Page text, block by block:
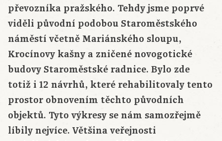
převozníka pražského. Tehdy jsme poprvé
viděli původní podobou Staroměstského
náměstí včetně Mariánského sloupu,
Krocínovy kašny a zničené novogotické
budovy Staroměstské radnice. Bylo zde
totiž i 12 návrhů, které rehabilitovaly tento
prostor obnovením těchto původních
objektů. Tyto výkresy se nám samozřejmě
líbily nejvíce. Většina veřejnosti